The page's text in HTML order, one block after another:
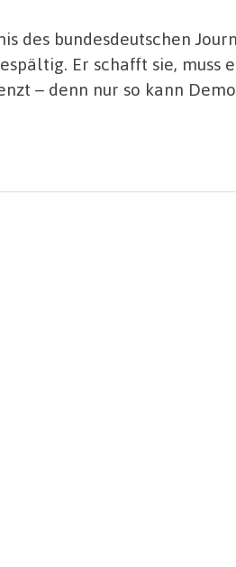
des bundesdeutschen
Er schafft sie, muss
– denn nur so kann